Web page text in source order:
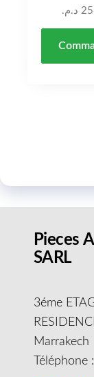
د.م.
Pieces
SARL
3éme
Marrakech
Téléphone :